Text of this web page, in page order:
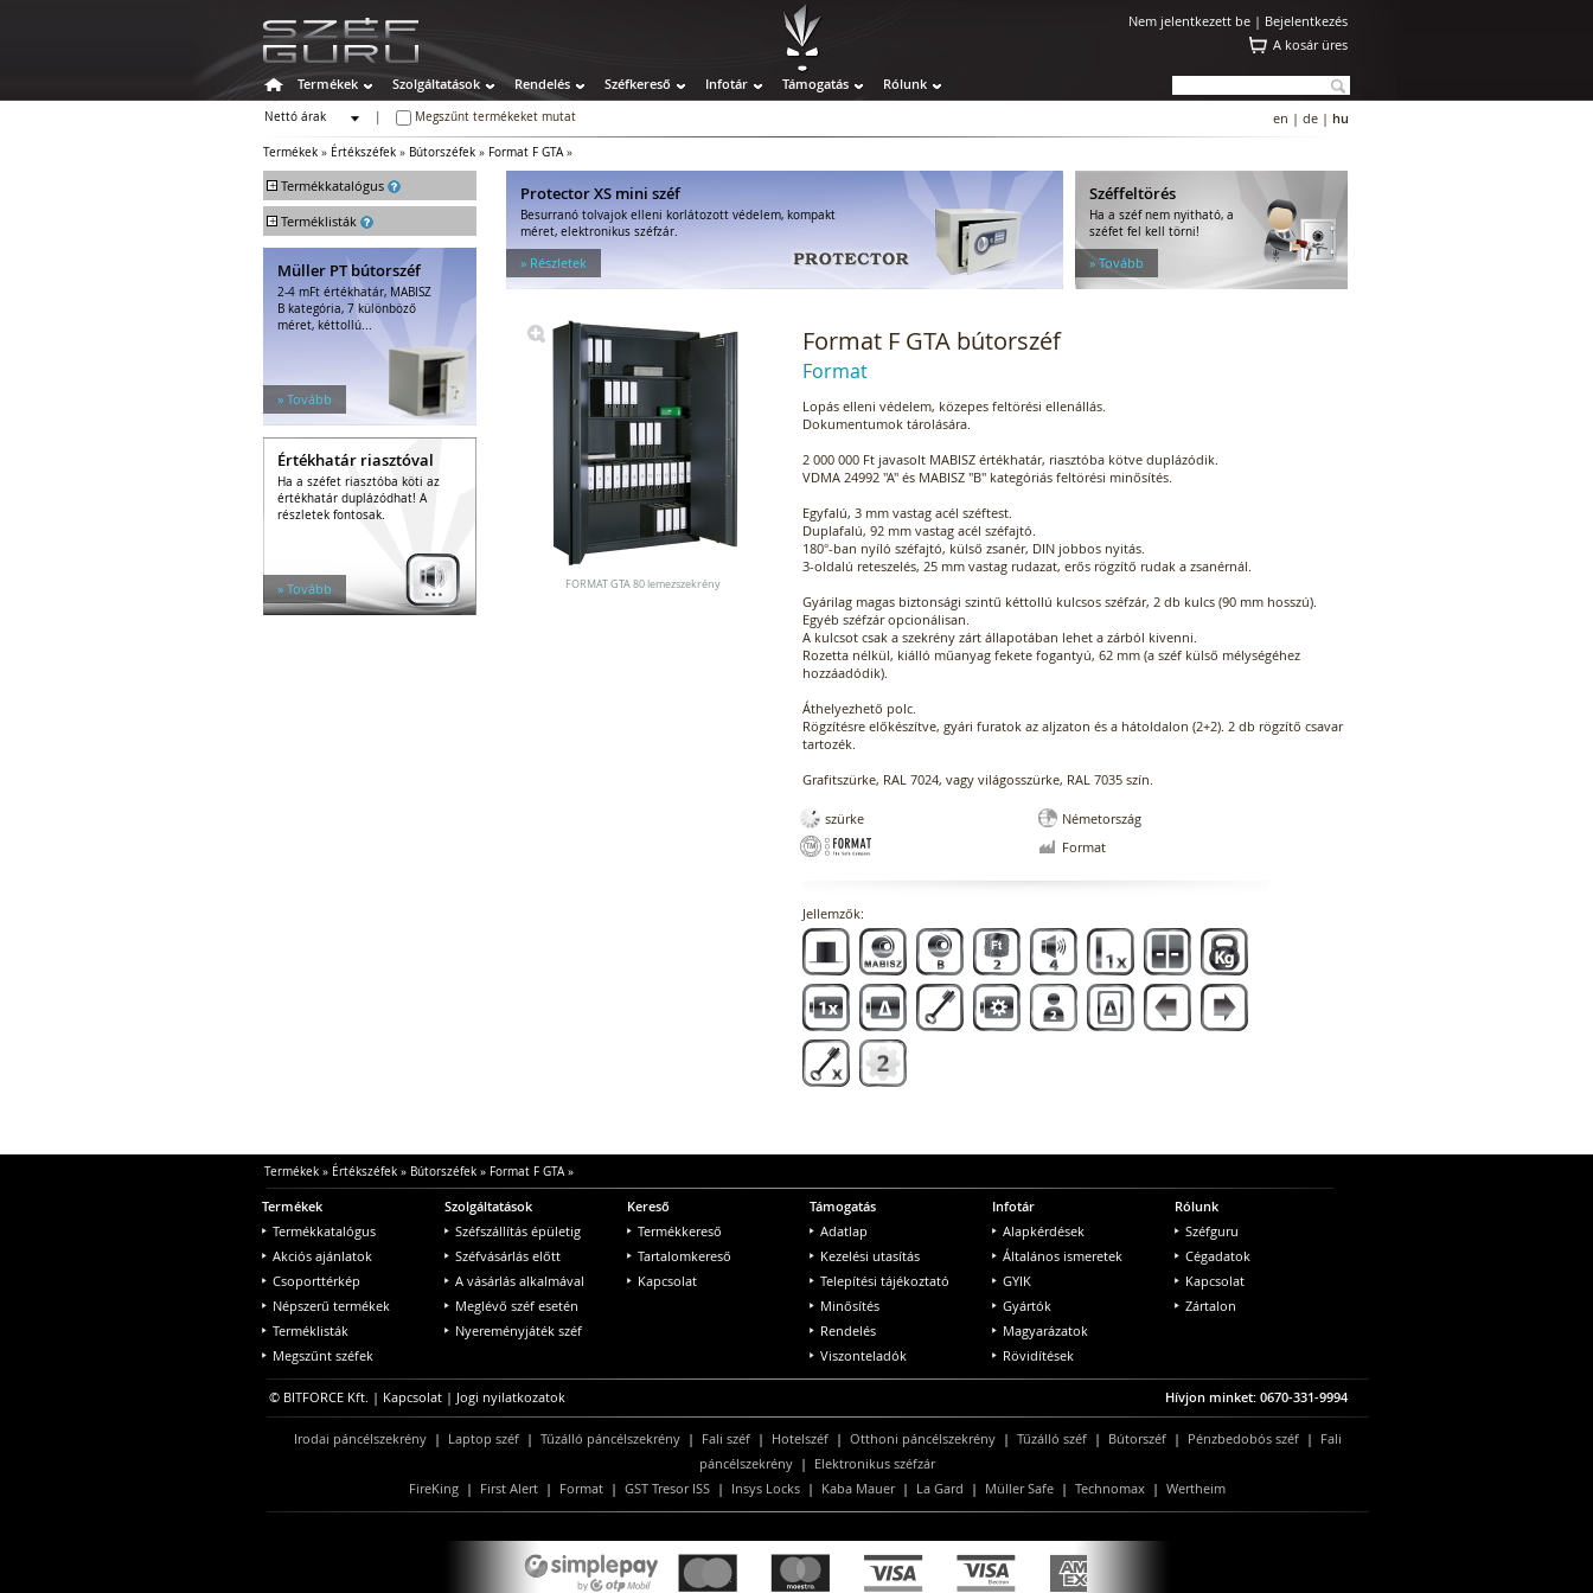
Nem jelentkezett be | Bejelentkezés
A kosár üres
Termékek Szolgáltatások Rendelés Széfkereső Infotár Támogatás Rólunk
Nettó árak
Megszűnt termékeket mutat en | de | hu
Termékek » Értékszéfek » Bútorszéfek » Format F GTA »
+ Termékkatalógus
Széfek
Értékszéfek
Faliszéfek
Padlószéfek
Lemezszekrények
Bedobós értékszéfek
Szuperkasszák
Tűzálló széfek
Speciális széfek
Fegyverszekrények
Hotelszéfek
Széfzárak
Trezorok
+ Terméklisták
Müller PT bútorszéf
2-4 mFt értékhatár, MABISZ
B kategória, 7 különböző
méret, kéttollú...
» Tovább
Értékhatár riasztóval
Ha a széfet riasztóba köti az
értékhatár duplázódhat! A
részletek fontosak.
» Tovább
Protector XS mini széf
Besurranó tolvajok elleni korlátozott védelem, kompakt
méret, elektronikus széfzár.
» Részletek
Széffeltörés
Ha a széf nem nyitható, a
széfet fel kell törni!
» Tovább
FORMAT GTA 80 lemezszekrény
Format F GTA bútorszéf
Format
Lopás elleni védelem, közepes feltörési ellenállás.
Dokumentumok tárolására.
2 000 000 Ft javasolt MABISZ értékhatár, riasztóba kötve duplázódik.
VDMA 24992 "A" és MABISZ "B" kategóriás feltörési minősítés.
Egyfalú, 3 mm vastag acél széftest.
Duplafalú, 92 mm vastag acél széfajtó.
180°-ban nyíló széfajtó, külső zsanér, DIN jobbos nyitás.
3-oldalú reteszelés, 25 mm vastag rudazat, erős rögzítő rudak a zsanérnál.
Gyárilag magas biztonsági szintű kéttollú kulcsos széfzár, 2 db kulcs (90 mm hosszú).
Egyéb széfzár opcionálisan.
A kulcsot csak a szekrény zárt állapotában lehet a zárból kivenni.
Rozetta nélkül, kiálló műanyag fekete fogantyú, 62 mm (a széf külső mélységéhez
hozzáadódik).
Áthelyezhető polc.
Rögzítésre előkészítve, gyári furatok az aljzaton és a hátoldalon (2+2). 2 db rögzítő csavar
tartozék.
Grafitszürke, RAL 7024, vagy világosszürke, RAL 7035 szín.
szürke
Németország
Format
Jellemzők:
Termékek» Értékszéfek» Bútorszéfek» Format F GTA»
Termékek
Termékkatalógus
Akciós ajánlatok
Csoporttérkép
Népszerű termékek
Terméklisták
Megszűnt széfek
Szolgáltatások
Széfszállítás épületig
Széfvásárlás előtt
A vásárlás alkalmával
Meglévő széf esetén
Nyereményjáték széf
Kereső
Termékkereső
Tartalomkereső
Kapcsolat
Támogatás
Adatlap
Kezelési utasítás
Telepítési tájékoztató
Minősítés
Rendelés
Viszonteladók
Infotár
Alapkérdések
Általános ismeretek
GYIK
Gyártók
Magyarázatok
Rövidítések
Rólunk
Széfguru
Cégadatok
Kapcsolat
Zártalon
© BITFORCE Kft. | Kapcsolat | Jogi nyilatkozatok Hívjon minket: 0670-331-9994
Irodai páncélszekrény| Laptop széf| Tűzálló páncélszekrény| Fali széf| Hotelszéf| Otthoni páncélszekrény| Tűzálló széf| Bútorszéf| Pénzbedobós széf| Fali
páncélszekrény | Elektronikus széfzár
FireKing | First Alert | Format | GST Tresor ISS | Insys Locks | Kaba Mauer| La Gard | Müller Safe | Technomax | Wertheim